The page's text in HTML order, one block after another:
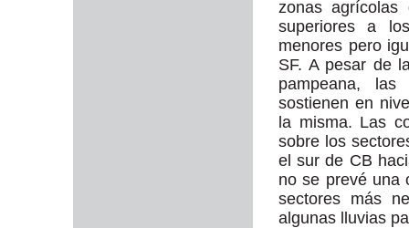
zonas agrícolas
superiores a
menores pero
SF. A pesar de
pampeana,
sostienen en
la misma. Las
sobre los
el sur de CB
no se prevé una
sectores más
algunas lluvias